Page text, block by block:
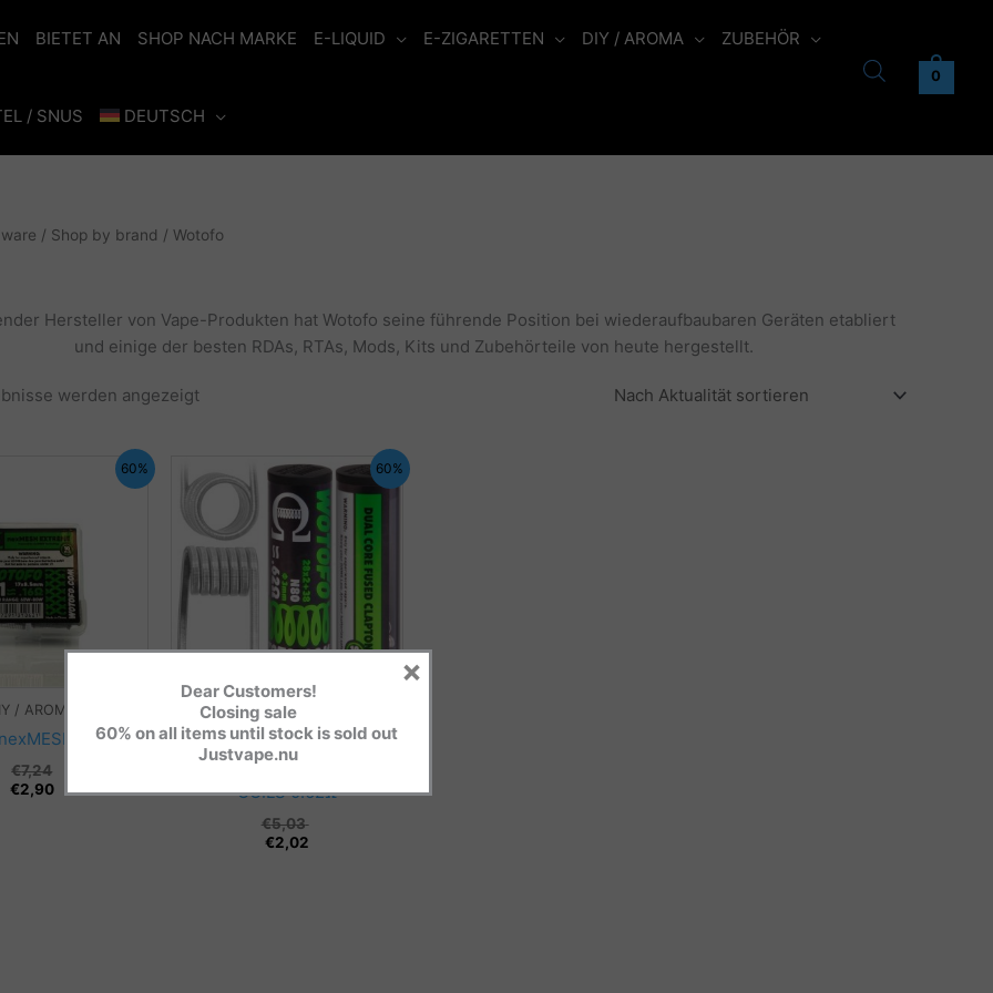
BIETET AN SHOP NACH MARKE E-LIQUID E-ZIGARETTEN DIY / AROMA ZUBEHÖR
/ SNUS DEUTSCH
0
/ Shop by brand / Wotofo
Hersteller von Vape-Produkten hat Wotofo seine führende Position bei wiederaufbaubaren Geräten etabliert
und einige der besten RDAs, RTAs, Mods, Kits und Zubehörteile von heute hergestellt.
werden angezeigtNach
60%
/ AROMA
Strips
€7,24
€2,90
60%
DIY / AROMA
WOTOFO – DUAL
FUSED CLAPTON
COILS 0.62Ω
€5,03
€2,02
Dear Customers!
Closing sale
60% on all items until stock is sold out
Justvape.nu
×